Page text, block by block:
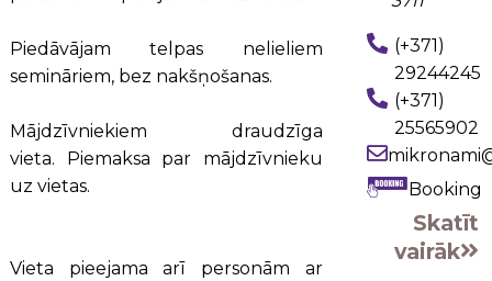
(+371)
29244245
(+371)
25565902
Booking
Skatīt
vairāk
Piedāvājam telpas nelieliem
semināriem, bez nakšņošanas.
Mājdzīvniekiem draudzīga
vieta. Piemaksa par mājdzīvnieku
uz vietas.
Vieta pieejama arī personām ar